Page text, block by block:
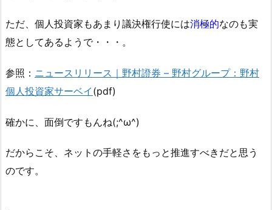
ただ、個人投資家もあまり議決権行使には消極的なのも実
態としてあるようで・・・。
参照： ニュースリリース｜野村證券 – 野村グループ：野村
個人投資家サーベイ (pdf)
確かに、面倒ですもんね(;^ω^)
だからこそ、ネットの手軽さをもっと推進すべきだと思う
のです。